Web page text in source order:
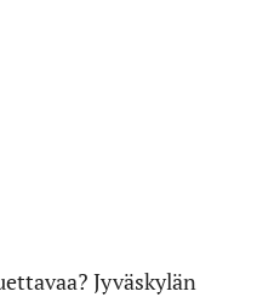
Jyväskylän